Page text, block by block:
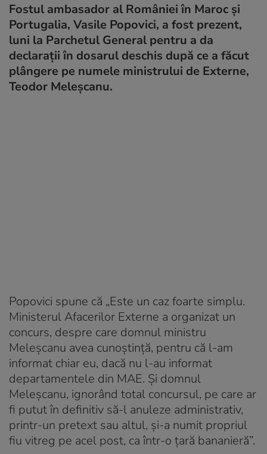
Fostul ambasador al României în Maroc și
Portugalia, Vasile Popovici, a fost prezent,
luni la Parchetul General pentru a da
declarații în dosarul deschis după ce a făcut
plângere pe numele ministrului de Externe,
Teodor Meleşcanu.
Popovici spune că „Este un caz foarte simplu.
Ministerul Afacerilor Externe a organizat un
concurs, despre care domnul ministru
Meleşcanu avea cunoştinţă, pentru că l-am
informat chiar eu, dacă nu l-au informat
departamentele din MAE. Şi domnul
Meleşcanu, ignorând total concursul, pe care ar
fi putut în definitiv să-l anuleze administrativ,
printr-un pretext sau altul, şi-a numit propriul
fiu vitreg pe acel post, ca într-o ţară bananieră”.